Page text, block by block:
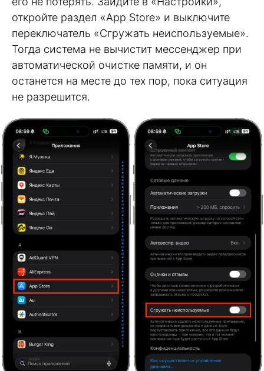
откройте раздел «App Store» и выключите
переключатель «Сгружать неиспользуемые».
Тогда система не вычистит мессенджер при
автоматической очистке памяти, и он
останется на месте до тех пор, пока ситуация
не разрешится.